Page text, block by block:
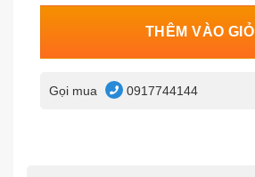
THÊM VÀO GIỎ
Gọi mua 0917744144